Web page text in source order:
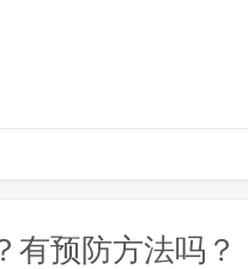
有预防方法吗？